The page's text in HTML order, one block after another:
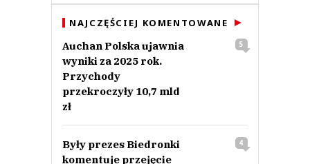
NAJCZĘŚCIEJ KOMENTOWANE
Auchan Polska ujawnia
wyniki za 2025 rok.
Przychody
przekroczyły 10,7 mld
zł
5
Były prezes Biedronki
komentuje przejęcie
4